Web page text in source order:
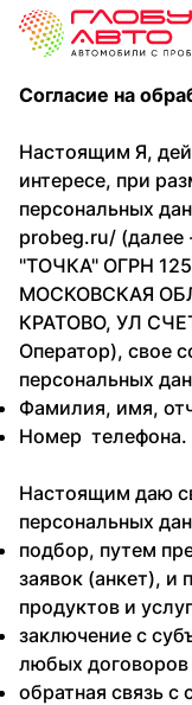
Согласие на
Настоящим Я,
интересе, при
персональных
probeg.ru/
"ТОЧКА" ОГРН
МОСКОВСКАЯ
КРАТОВО, УЛ
Оператор), свое
персональных
Фамилия, имя,
Номер телефона.
Настоящим даю
персональных
подбор, путем
заявок (анкет), и
продуктов и
заключение с
любых договоров
обратная связь с